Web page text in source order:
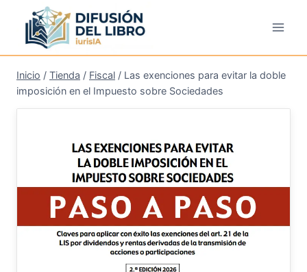
contenido
Inicio / Tienda / Fiscal / Las exenciones para evitar la doble
imposición en el Impuesto sobre Sociedades